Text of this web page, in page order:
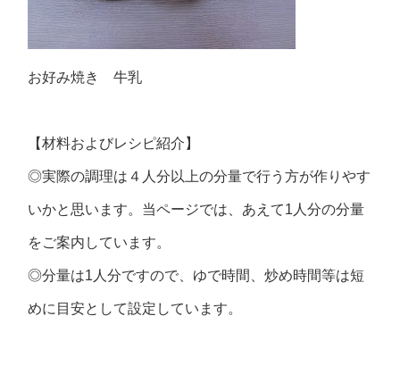
お好み焼き 牛乳
【材料およびレシピ紹介】
◎実際の調理は４人分以上の分量で行う方が作りやす
いかと思います。当ページでは、あえて1人分の分量
をご案内しています。
◎分量は1人分ですので、ゆで時間、炒め時間等は短
めに目安として設定しています。